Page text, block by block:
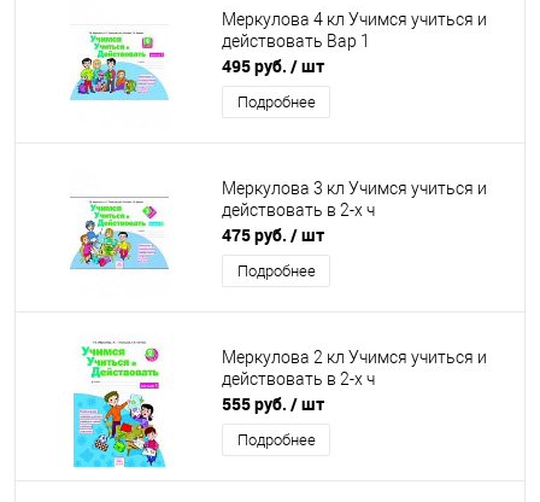
Меркулова 4 кл Учимся учиться и
действовать Вар 1
495 руб. / шт
Подробнее
Меркулова 3 кл Учимся учиться и
действовать в 2-х ч
475 руб. / шт
Подробнее
Меркулова 2 кл Учимся учиться и
действовать в 2-х ч
555 руб. / шт
Подробнее